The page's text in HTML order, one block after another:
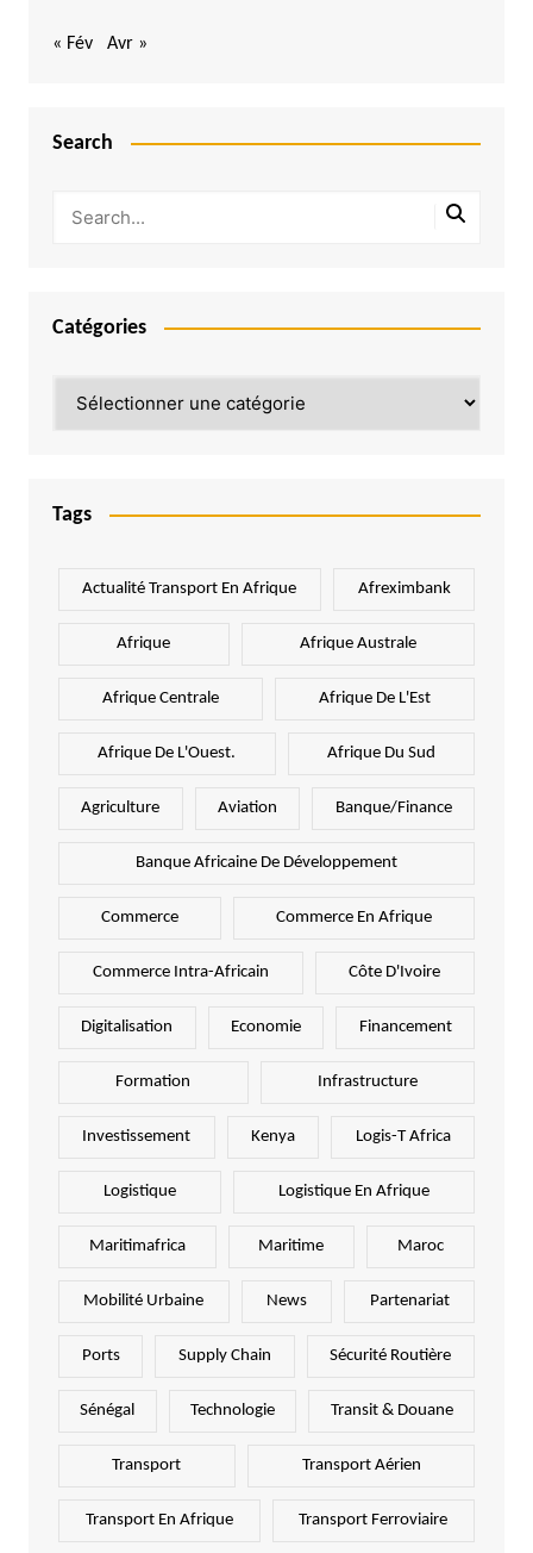
« Fév Avr »
Search
Catégories
Tags
Actualité Transport En Afrique Afreximbank
Afrique Afrique Australe
Afrique Centrale Afrique De L'Est
Afrique De L'Ouest. Afrique Du Sud
Agriculture Aviation Banque/Finance
Banque Africaine De Développement
Commerce Commerce En Afrique
Commerce Intra-Africain Côte D'Ivoire
Digitalisation Economie Financement
Formation Infrastructure
Investissement Kenya Logis-T Africa
Logistique Logistique En Afrique
Maritimafrica Maritime Maroc
Mobilité Urbaine News Partenariat
Ports Supply Chain Sécurité Routière
Sénégal Technologie Transit & Douane
Transport Transport Aérien
Transport En Afrique Transport Ferroviaire